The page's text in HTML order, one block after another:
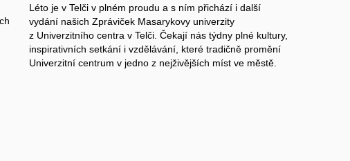
Léto je v Telči v plném proudu a s ním přichází i další
vydání našich Zpráviček Masarykovy univerzity
z Univerzitního centra v Telči. Čekají nás týdny plné kultury,
inspirativních setkání i vzdělávání, které tradičně promění
Univerzitní centrum v jedno z nejživějších míst ve městě.